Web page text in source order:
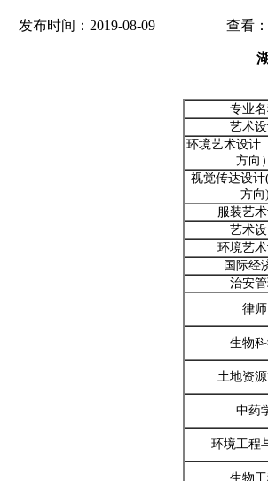
发布时间：2019-08-09 查看：
专业
艺术
环境艺术设计
方向）
视觉传达设
方向)
服装艺
艺术
环境艺
国际经
治安
律师
生物
土地资
中药
环境工程
生物